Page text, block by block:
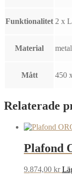
Funktionalitet 2 x
Material
Mått 450
Relaterade
Plafond
9.874,00 kr